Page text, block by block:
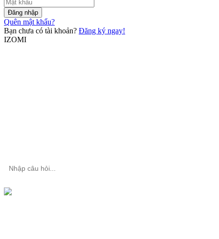
Đăng nhập
Quên mật khẩu?
Bạn chưa có tài khoản? Đăng ký ngay!
IZOMI